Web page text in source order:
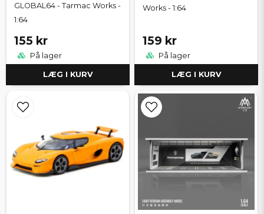
GLOBAL64 - Tarmac Works -
1:64
155 kr
På lager
LÆG I KURV
Works - 1:64
159 kr
På lager
LÆG I KURV